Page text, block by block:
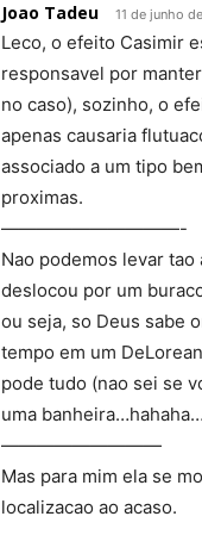
Joao Tadeu 11 de junho
Leco, o efeito Casimir
responsavel por
no caso), sozinho, o
apenas causaria
associado a um tipo
proximas.
——————————-
Nao podemos levar
deslocou por um
ou seja, so Deus sabe
tempo em um
pode tudo (nao sei se
uma
—————————
Mas para mim ela se
localizacao ao acaso.